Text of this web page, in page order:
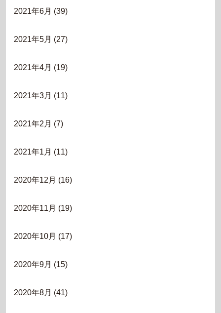
2021年6月 (39)
2021年5月 (27)
2021年4月 (19)
2021年3月 (11)
2021年2月 (7)
2021年1月 (11)
2020年12月 (16)
2020年11月 (19)
2020年10月 (17)
2020年9月 (15)
2020年8月 (41)